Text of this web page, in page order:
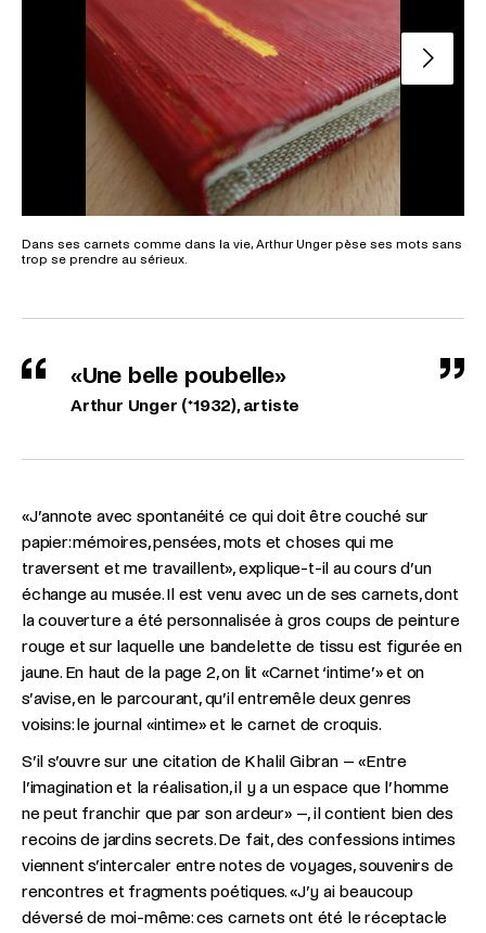
Dans ses carnets comme dans la vie, Arthur Unger pèse ses mots sans
trop se prendre au sérieux.
Slide
«Une belle poubelle»
Arthur Unger (*1932), artiste
«J’annote avec spontanéité ce qui doit être couché sur
papier: mémoires, pensées, mots et choses qui me
traversent et me travaillent», explique-t-il au cours d’un
échange au musée. Il est venu avec un de ses carnets, dont
la couverture a été personnalisée à gros coups de peinture
rouge et sur laquelle une bandelette de tissu est figurée en
jaune. En haut de la page 2, on lit «Carnet ‘intime’» et on
s’avise, en le parcourant, qu’il entremêle deux genres
voisins: le journal «intime» et le carnet de croquis.
S’il s’ouvre sur une citation de Khalil Gibran – «Entre
l’imagination et la réalisation, il y a un espace que l’homme
ne peut franchir que par son ardeur» –, il contient bien des
recoins de jardins secrets. De fait, des confessions intimes
viennent s’intercaler entre notes de voyages, souvenirs de
rencontres et fragments poétiques. «J’y ai beaucoup
déversé de moi-même: ces carnets ont été le réceptacle